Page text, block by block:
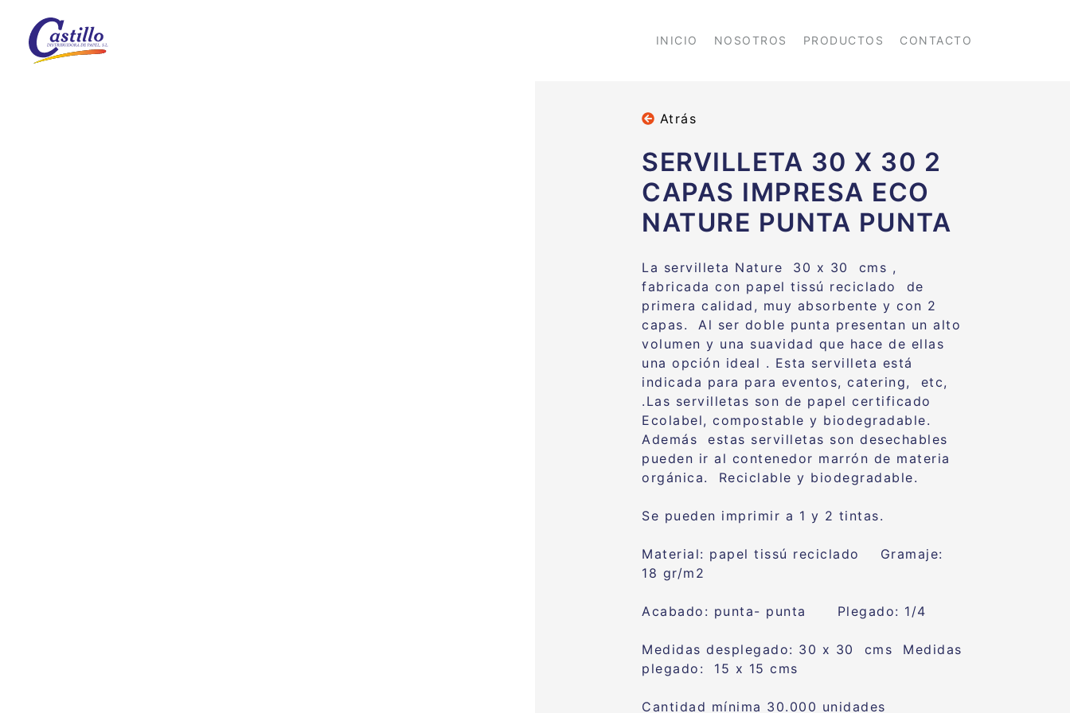
INICIO NOSOTROS PRODUCTOS CONTACTO
Atrás
SERVILLETA 30 X 30 2
CAPAS IMPRESA ECO
NATURE PUNTA PUNTA
La servilleta Nature 30 x 30 cms ,
fabricada con papel tissú reciclado de
primera calidad, muy absorbente y con 2
capas. Al ser doble punta presentan un alto
volumen y una suavidad que hace de ellas
una opción ideal . Esta servilleta está
indicada para para eventos, catering, etc,
.Las servilletas son de papel certificado
Ecolabel, compostable y biodegradable.
Además estas servilletas son desechables
pueden ir al contenedor marrón de materia
orgánica. Reciclable y biodegradable.
Se pueden imprimir a 1 y 2 tintas.
Material: papel tissú reciclado Gramaje:
18 gr/m2
Acabado: punta- punta Plegado: 1/4
Medidas desplegado: 30 x 30 cms Medidas
plegado: 15 x 15 cms
Cantidad mínima 30.000 unidades